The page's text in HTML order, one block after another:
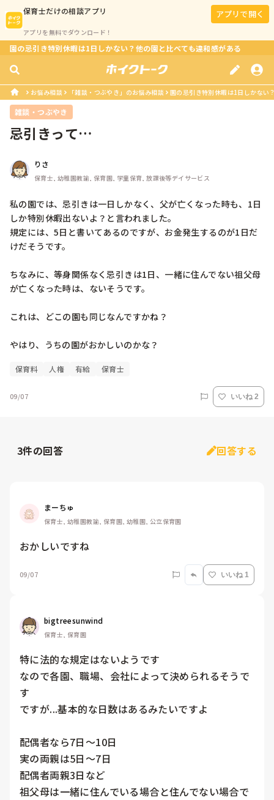
保育士だけの相談アプリ
アプリを無料でダウンロード！
アプリで開く
園の忌引き特別休暇は1日しかない？他の園と比べても違和感がある
お悩み相談 「雑談・つぶやき」のお悩み相談 園の忌引き特別休暇は1日しかない
雑談・つぶやき
忌引きって…
りさ
保育士, 幼稚園教諭, 保育園, 学童保育, 放課後等デイサービス
私の園では、忌引きは一日しかなく、父が亡くなった時も、1日
しか特別休暇出ないよ？と言われました。
規定には、5日と書いてあるのですが、お金発生するのが1日だ
けだそうです。
ちなみに、等身関係なく忌引きは1日、一緒に住んでない祖父母
が亡くなった時は、ないそうです。
これは、どこの園も同じなんですかね？
やはり、うちの園がおかしいのかな？
保育料 人権 有給 保育士
09/07 いいね 2
3件の回答 回答する
まーちゅ
保育士, 幼稚園教諭, 保育園, 幼稚園, 公立保育園
09/07 いいね 1
bigtreesunwind
保育士, 保育園
特に法的な規定はないようです
なので各園、職場、会社によって決められるそうで
す
ですが...基本的な日数はあるみたいですよ
配偶者なら7日～10日
実の両親は5日～7日
配偶者両親3日など
祖父母は一緒に住んでいる場合と住んでない場合で